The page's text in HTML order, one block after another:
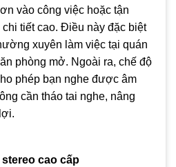
vào công việc hoặc tận
tiết cao. Điều này đặc biệt
xuyên làm việc tại quán
phòng mở. Ngoài ra, chế độ
phép bạn nghe được âm
cần tháo tai nghe, nâng
cao cấp